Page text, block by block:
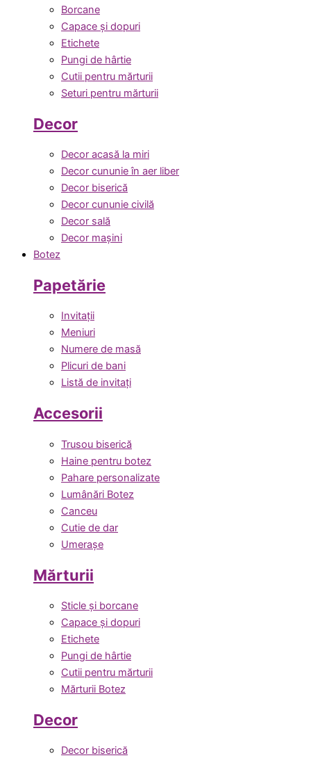
Borcane
Capace și dopuri
Etichete
Pungi de hârtie
Cutii pentru mărturii
Seturi pentru mărturii
Decor
Decor acasă la miri
Decor cununie în aer liber
Decor biserică
Decor cununie civilă
Decor sală
Decor mașini
Botez
Papetărie
Invitații
Meniuri
Numere de masă
Plicuri de bani
Listă de invitați
Accesorii
Trusou biserică
Haine pentru botez
Pahare personalizate
Lumânări Botez
Canceu
Cutie de dar
Umerașe
Mărturii
Sticle și borcane
Capace și dopuri
Etichete
Pungi de hârtie
Cutii pentru mărturii
Mărturii Botez
Decor
Decor biserică